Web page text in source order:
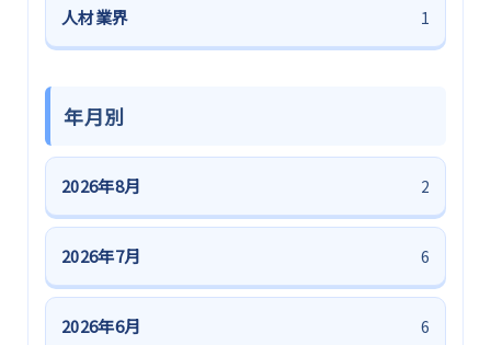
人材業界 1
年月別
2026年8月 2
2026年7月 6
2026年6月 6